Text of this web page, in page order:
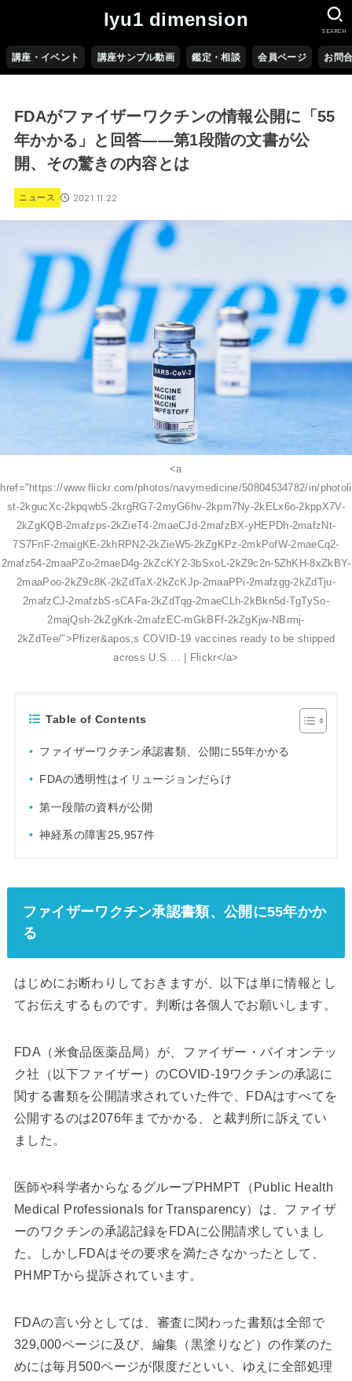
lyu1 dimension
講座・イベント 講座サンプル動画 鑑定・相談 会員ページ お問
SEARCH
FDAがファイザーワクチンの情報公開に「55
年かかる」と回答――第1段階の文書が公
開、その驚きの内容とは
ニュース 2021.11.22
<a
href="https://www.flickr.com/photos/navymedicine/50804534782/in/photoli
st-2kgucXc-2kpqwbS-2krgRG7-2myG6hv-2kpm7Ny-2kELx6o-2kppX7V-
2kZgKQB-2mafzps-2kZieT4-2maeCJd-2mafzBX-yHEPDh-2mafzNt-
7S7FnF-2maigKE-2khRPN2-2kZieW5-2kZgKPz-2mkPofW-2maeCq2-
2mafz54-2maaPZo-2maeD4g-2kZcKY2-3bSxoL-2kZ9c2n-5ZhKH-8xZkBY-
2maaPoo-2kZ9c8K-2kZdTaX-2kZcKJp-2maaPPi-2mafzgg-2kZdTju-
2mafzCJ-2mafzbS-sCAFa-2kZdTqg-2maeCLh-2kBkn5d-TgTySo-
2majQsh-2kZgKrk-2mafzEC-mGkBFf-2kZgKjw-NBrmj-
2kZdTee/">Pfizer&apos;s COVID-19 vaccines ready to be shipped
across U.S.… | Flickr</a>
Table of Contents
ファイザーワクチン承認書類、公開に55年かかる
FDAの透明性はイリュージョンだらけ
第一段階の資料が公開
神経系の障害25,957件
ファイザーワクチン承認書類、公開に55年かか
る
はじめにお断わりしておきますが、以下は単に情報とし
てお伝えするものです。判断は各個人でお願いします。
FDA（米食品医薬品局）が、ファイザー・バイオンテッ
ク社（以下ファイザー）のCOVID-19ワクチンの承認に
関する書類を公開請求されていた件で、FDAはすべてを
公開するのは2076年までかかる、と裁判所に訴えてい
ました。
医師や科学者からなるグループPHMPT（Public Health
Medical Professionals for Transparency）は、ファイザ
ーのワクチンの承認記録をFDAに公開請求していまし
た。しかしFDAはその要求を満たさなかったとして、
PHMPTから提訴されています。
FDAの言い分としては、審査に関わった書類は全部で
329,000ページに及び、編集（黒塗りなど）の作業のた
めには毎月500ページが限度だといい、ゆえに全部処理